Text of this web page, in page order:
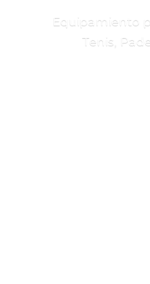
Equipamiento
Tenis,